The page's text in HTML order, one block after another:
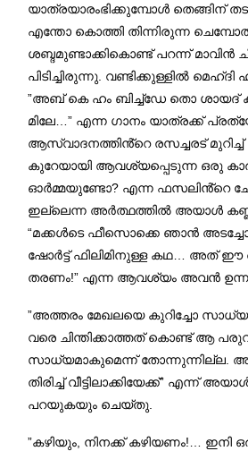
യാത്രയാരംഭിക്കുമ്പോൾ തെങ്ങിന്
എന്തോ കൊത്തി തിന്നിരുന്ന
ശബ്ദമുണ്ടാക്കികൊണ്ട് പറന്ന് മാവിൻ
പിടിച്ചിരുന്നു. വണ്ടിക്കുള്ളിൽ
”അബ് കെ ഹം ബിച്ച്‌ഡേ തൊ ശായദ്
മിലേ…” എന്ന ഗാനം യാത്രക്ക്
ആസ്വാദനത്തിൻ്റെ രസച്ചരട് മുറിച്ച്
കുറേയായി ആവശ്യപ്പെടുന്ന ഒരു
ഓർമ്മയുണ്ടോ? എന്ന ഫസലിൻ്റെ
ഇല്ലെന്ന അർത്ഥത്തിൽ അയാൾ
“മക്കൾടെ ഫീസൊക്കെ ഞാൻ
ഷോർട്ട് ഫിലിമിനുള്ള കഥ… അത് ഈ
തരണം!” എന്ന ആവശ്യം അവൻ
”അത്തരം മേഖലയെ കുറിച്ചോ
വരെ ചിന്തിക്കാത്തത് കൊണ്ട് ആ
സാധ്യമാകുമെന്ന് തോന്നുന്നില്ല.
തിരിച്ച് വീട്ടിലാക്കിയേക്ക്” എന്ന്
പറയുകയും ചെയ്തു.
”കഴിയും, നിനക്ക് കഴിയണം!… ഇനി